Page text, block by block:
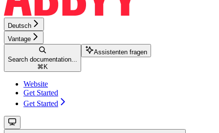
Deutsch
Vantage
Search documentation...
⌘ K
Assistenten fragen
Website
Get Started
Get Started